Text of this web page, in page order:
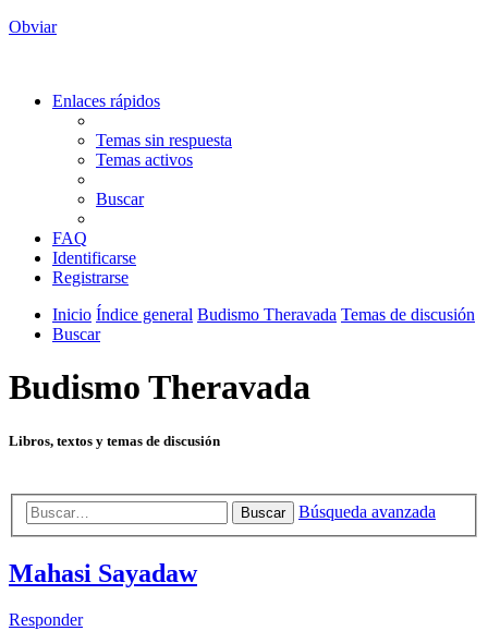
Obviar
Enlaces rápidos
Temas sin respuesta
Temas activos
Buscar
FAQ
Identificarse
Registrarse
Inicio Índice general Budismo Theravada Temas de discusión
Buscar
Budismo Theravada
Libros, textos y temas de discusión
Buscar Búsqueda avanzada
Mahasi Sayadaw
Responder